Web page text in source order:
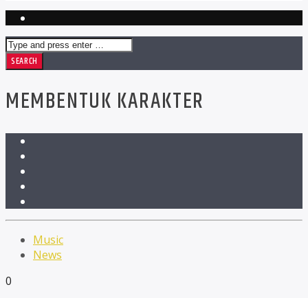
MEMBENTUK KARAKTER
Music
News
0